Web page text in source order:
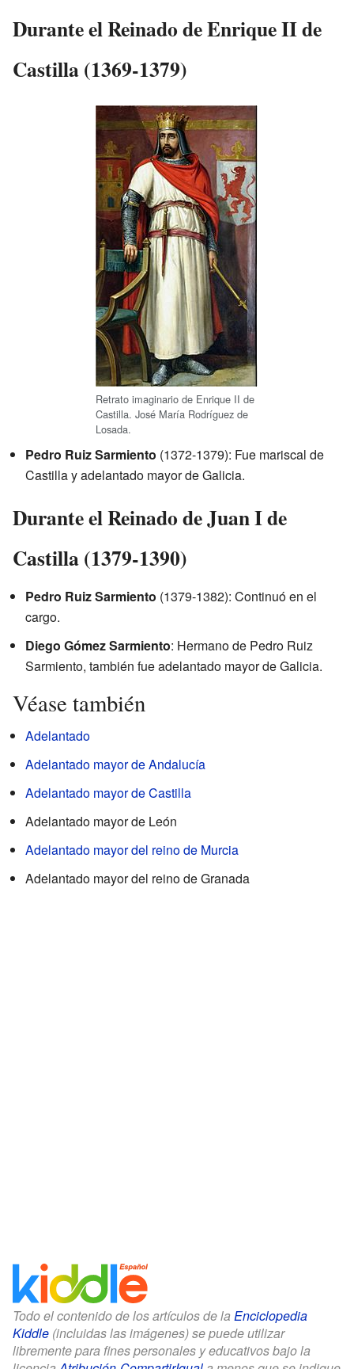
Durante el Reinado de Enrique II de
Castilla (1369-1379)
Retrato imaginario de Enrique II de
Castilla. José María Rodríguez de
Losada.
Pedro Ruiz Sarmiento (1372-1379): Fue mariscal de
Castilla y adelantado mayor de Galicia.
Durante el Reinado de Juan I de
Castilla (1379-1390)
Pedro Ruiz Sarmiento (1379-1382): Continuó en el
cargo.
Diego Gómez Sarmiento: Hermano de Pedro Ruiz
Sarmiento, también fue adelantado mayor de Galicia.
Véase también
Adelantado
Adelantado mayor de Andalucía
Adelantado mayor de Castilla
Adelantado mayor de León
Adelantado mayor del reino de Murcia
Adelantado mayor del reino de Granada
Todo el contenido de los artículos de la Enciclopedia
Kiddle (incluidas las imágenes) se puede utilizar
libremente para fines personales y educativos bajo la